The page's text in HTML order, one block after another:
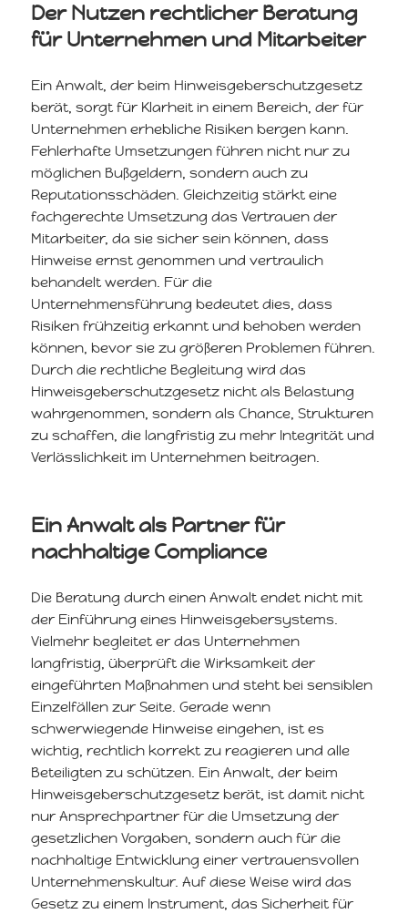
Der Nutzen rechtlicher Beratung
für Unternehmen und Mitarbeiter
Ein Anwalt, der beim Hinweisgeberschutzgesetz
berät, sorgt für Klarheit in einem Bereich, der für
Unternehmen erhebliche Risiken bergen kann.
Fehlerhafte Umsetzungen führen nicht nur zu
möglichen Bußgeldern, sondern auch zu
Reputationsschäden. Gleichzeitig stärkt eine
fachgerechte Umsetzung das Vertrauen der
Mitarbeiter, da sie sicher sein können, dass
Hinweise ernst genommen und vertraulich
behandelt werden. Für die
Unternehmensführung bedeutet dies, dass
Risiken frühzeitig erkannt und behoben werden
können, bevor sie zu größeren Problemen führen.
Durch die rechtliche Begleitung wird das
Hinweisgeberschutzgesetz nicht als Belastung
wahrgenommen, sondern als Chance, Strukturen
zu schaffen, die langfristig zu mehr Integrität und
Verlässlichkeit im Unternehmen beitragen.
Ein Anwalt als Partner für
nachhaltige Compliance
Die Beratung durch einen Anwalt endet nicht mit
der Einführung eines Hinweisgebersystems.
Vielmehr begleitet er das Unternehmen
langfristig, überprüft die Wirksamkeit der
eingeführten Maßnahmen und steht bei sensiblen
Einzelfällen zur Seite. Gerade wenn
schwerwiegende Hinweise eingehen, ist es
wichtig, rechtlich korrekt zu reagieren und alle
Beteiligten zu schützen. Ein Anwalt, der beim
Hinweisgeberschutzgesetz berät, ist damit nicht
nur Ansprechpartner für die Umsetzung der
gesetzlichen Vorgaben, sondern auch für die
nachhaltige Entwicklung einer vertrauensvollen
Unternehmenskultur. Auf diese Weise wird das
Gesetz zu einem Instrument, das Sicherheit für